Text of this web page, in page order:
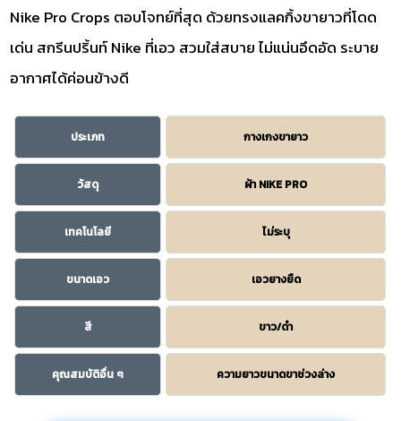
Nike Pro Crops ตอบโจทย์ที่สุด ด้วยทรงแลคกิ้งขายาวที่โดด
เด่น สกรีนปริ้นท์ Nike ที่เอว สวมใส่สบาย ไม่แน่นอึดอัด ระบาย
อากาศได้ค่อนข้างดี
ประเภท กางเกงขายาว
วัสดุ ผ้า NIKE PRO
เทคโนโลยี ไม่ระบุ
ขนาดเอว เอวยางยืด
สี ขาว/ดำ
คุณสมบัติอื่น ๆ ความยาวขนาดขาช่วงล่าง